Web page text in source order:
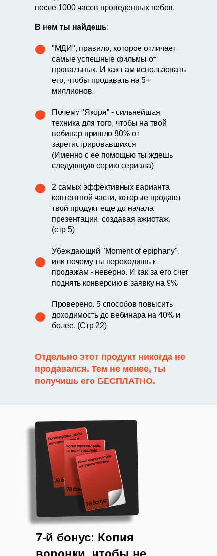
после 1000 часов проведенных вебов.
Отдельно этот продукт никогда не
продавался. Тем не менее, ты
получишь его БЕСПЛАТНО.
В нем ты найдешь:
"МДИ", правило, которое отличает
самые успешные фильмы от
провальных. И как нам использовать
его, чтобы продавать на 5+
миллионов.
Почему "Якоря" - сильнейшая
техника для того, чтобы на твой
вебинар пришло 80% от
зарегистрировавшихся
(Именно с ее помощью ты ждешь
следующую серию сериала)
2 самых эффективных варианта
контентной части, которые продают
твой продукт еще до начала
презентации, создавая ажиотаж.
(стр 5)
Убеждающий "Moment of epiphany",
или почему ты переходишь к
продажам - неверно. И как за его счет
поднять конверсию в заявку на 9%
Проверено. 5 способов повысить
доходимость до вебинара на 40% и
более. (Стр 22)
7-й бонус: Копия
воронки, чтобы не